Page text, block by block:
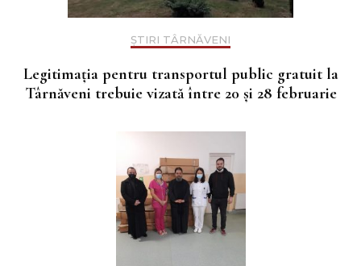
ȘTIRI TÂRNĂVENI
Legitimația pentru transportul public gratuit la
Târnăveni trebuie vizată între 20 și 28 februarie